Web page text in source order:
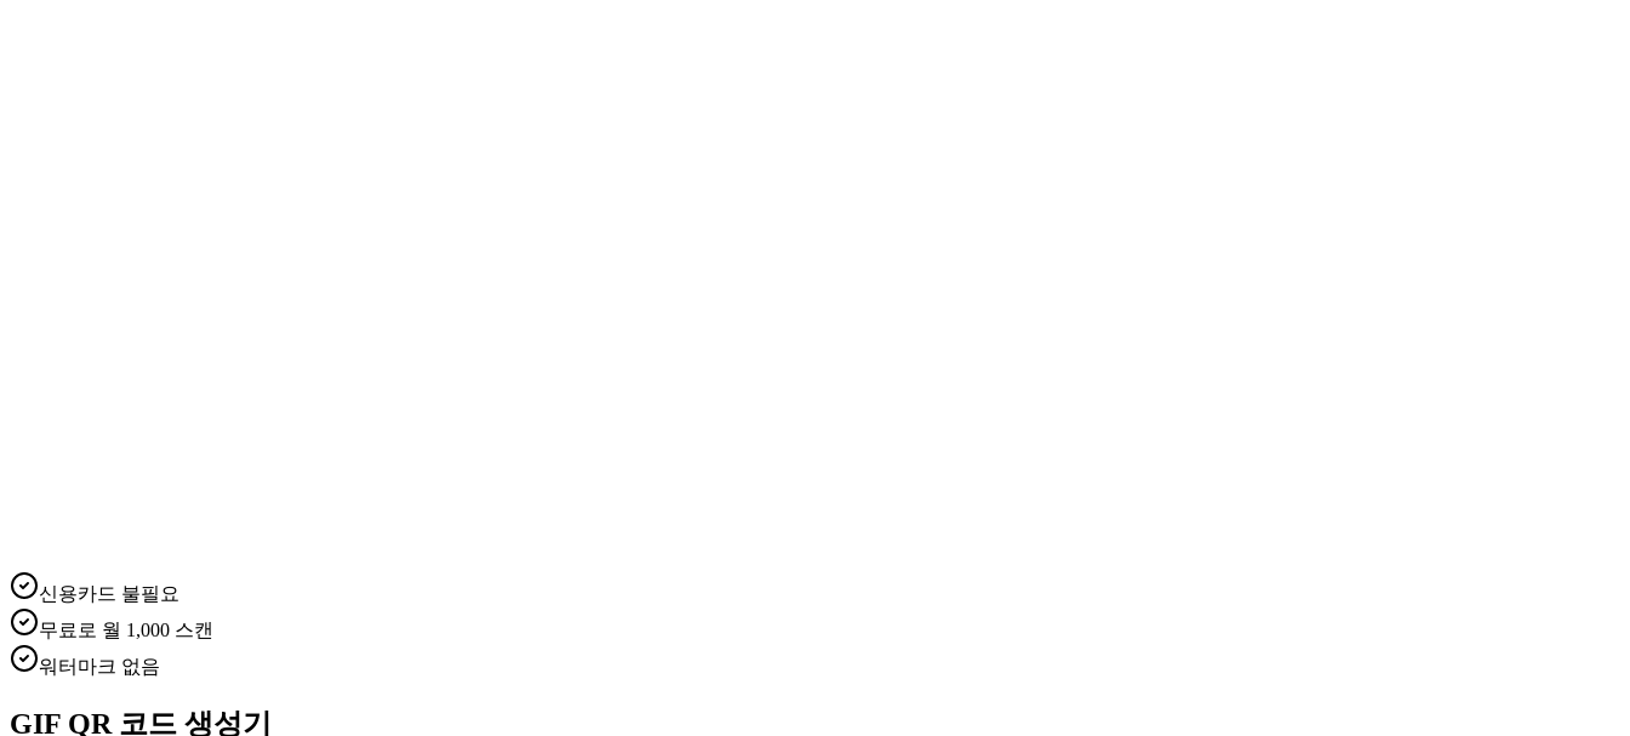
신용카드 불필요
무료로 월 1,000 스캔
워터마크 없음
GIF QR 코드 생성기